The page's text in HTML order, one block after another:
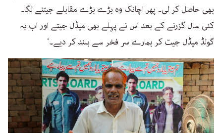
بھی حاصل کر لی۔ پھر اچانک وہ بڑے بڑے مقابلے جیتنے لگا۔
کئی سال گزرنے کے بعد اس نے پہلے بھی میڈل جیتے اور اب یہ
گولڈ میڈل جیت کر ہمارے سر فخر سے بلند کر دیے۔‘